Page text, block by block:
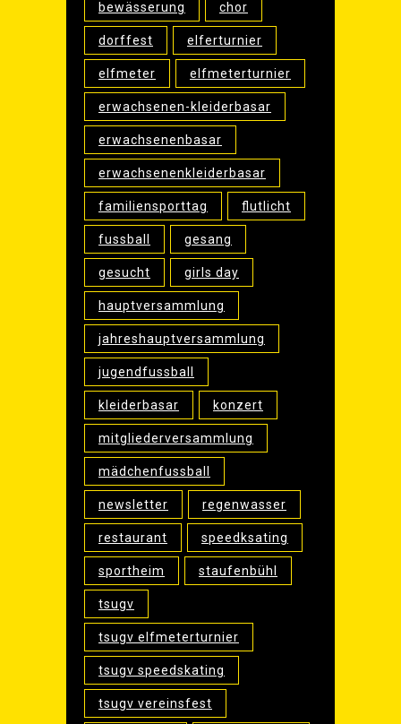
bewässerung chor
dorffest elferturnier
elfmeter elfmeterturnier
erwachsenen-kleiderbasar
erwachsenenbasar
erwachsenenkleiderbasar
familiensporttag flutlicht
fussball gesang
gesucht girls day
hauptversammlung
jahreshauptversammlung
jugendfussball
kleiderbasar konzert
mitgliederversammlung
mädchenfussball
newsletter regenwasser
restaurant speedksating
sportheim staufenbühl
tsugv
tsugv elfmeterturnier
tsugv speedskating
tsugv vereinsfest